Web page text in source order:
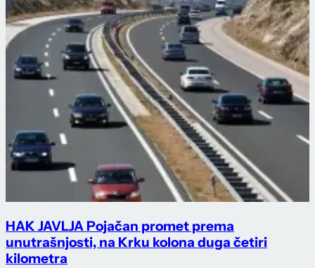
HAK JAVLJA Pojačan promet prema
unutrašnjosti, na Krku kolona duga četiri
kilometra